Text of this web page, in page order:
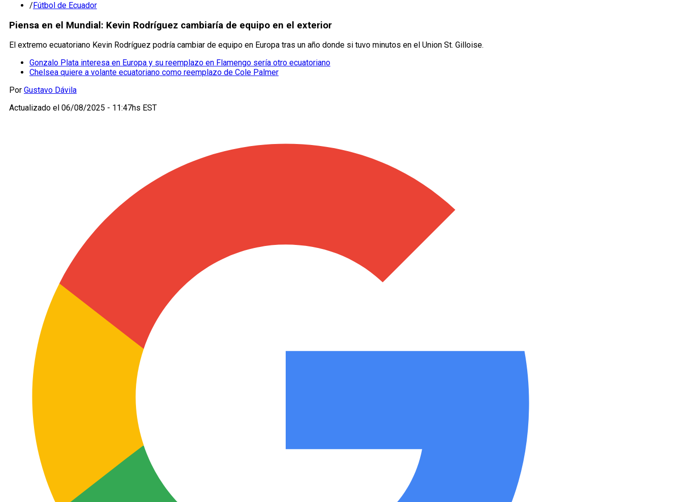
/Fútbol de Ecuador
Piensa en el Mundial: Kevin Rodríguez cambiaría de equipo en el exterior
El extremo ecuatoriano Kevin Rodríguez podría cambiar de equipo en Europa tras un año donde si tuvo minutos en el Union St. Gilloise.
Gonzalo Plata interesa en Europa y su reemplazo en Flamengo sería otro ecuatoriano
Chelsea quiere a volante ecuatoriano como reemplazo de Cole Palmer
Por Gustavo Dávila
Actualizado el 06/08/2025 - 11:47hs EST